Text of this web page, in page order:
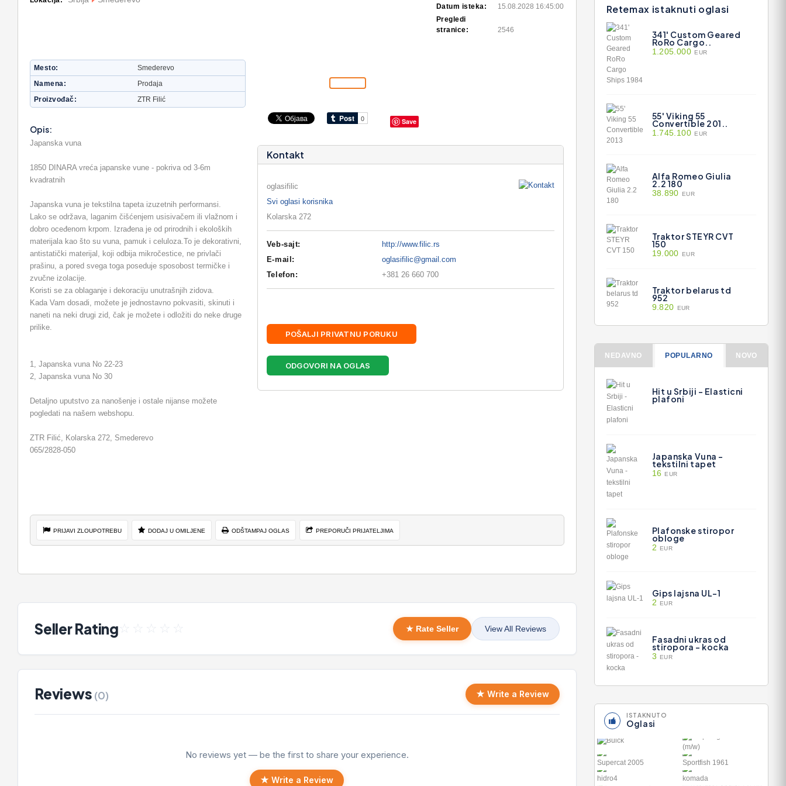
Datum isteka:
15.08.2028 16:45:00
Pregledi
stranice:
2546
Mesto
Smederevo
Namena
Prodaja
Proizvođač
ZTR Filić
Opis:
Japanska vuna
1850 DINARA vreća japanske vune - pokriva od 3-6m
kvadratnih
Japanska vuna je tekstilna tapeta izuzetnih performansi.
Lako se održava, laganim čišćenjem usisivačem ili vlažnom i
dobro oceđenom krpom. Izrađena je od prirodnih i ekoloških
materijala kao što su vuna, pamuk i celuloza.To je dekorativni,
antistatički materijal, koji odbija mikročestice, ne privlači
prašinu, a pored svega toga poseduje sposobost termičke i
zvučne izolacije.
Koristi se za oblaganje i dekoraciju unutrašnjih zidova.
Kada Vam dosadi, možete je jednostavno pokvasiti, skinuti i
naneti na neki drugi zid, čak je možete i odložiti do neke druge
prilike.
1, Japanska vuna No 22-23
2, Japanska vuna No 30
Detaljno uputstvo za nanošenje i ostale nijanse možete
pogledati na našem webshopu.
ZTR Filić, Kolarska 272, Smederevo
065/2828-050
Save
Kontakt
oglasifilic
Svi oglasi korisnika
Kolarska 272
Veb-sajt:
http://www.filic.rs
E-mail:
oglasifilic@gmail.com
Telefon:
+381 26 660 700
POŠALJI PRIVATNU PORUKU
ODGOVORI NA OGLAS
PRIJAVI ZLOUPOTREBU DODAJ U OMILJENE ODŠTAMPAJ OGLAS PREPORUČI PRIJATELJIMA
Seller Rating ☆ ☆ ☆ ☆ ☆ ★ Rate Seller View All Reviews
Reviews (0) ★ Write a Review
No reviews yet — be the first to share your experience.
★ Write a Review
Retemax istaknuti oglasi
341' Custom Geared
RoRo Cargo..
1.205.000 EUR
55' Viking 55
Convertible 201..
1.745.100 EUR
Alfa Romeo Giulia
2.2 180
38.890 EUR
Traktor STEYR CVT
150
19.000 EUR
Traktor belarus td
952
9.820 EUR
NEDAVNO POPULARNO NOVO
Hit u Srbiji - Elasticni
plafoni
Japanska Vuna -
tekstilni tapet
16 EUR
Plafonske stiropor
obloge
2 EUR
Gips lajsna UL-1
2 EUR
Fasadni ukras od
stiropora - kocka
3 EUR
ISTAKNUTO
Oglasi
(M/W)
34' HATTERAS
34 SPORTFISH
196..
UNIVERSAL 445